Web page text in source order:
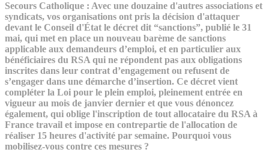
Secours Catholique : Avec une douzaine d'autres associations et
syndicats, vos organisations ont pris la décision d'attaquer
devant le Conseil d'État le décret dit “sanctions”, publié le 31
mai, qui met en place un nouveau barème de sanctions
applicable aux demandeurs d’emploi, et en particulier aux
bénéficiaires du RSA qui ne répondent pas aux obligations
inscrites dans leur contrat d’engagement ou refusent de
s’engager dans une démarche d’insertion. Ce décret vient
compléter la Loi pour le plein emploi, pleinement entrée en
vigueur au mois de janvier dernier et que vous dénoncez
également, qui oblige l'inscription de tout allocataire du RSA à
France travail et impose en contrepartie de l'allocation de
réaliser 15 heures d'activité par semaine. Pourquoi vous
mobilisez-vous contre ces mesures ?